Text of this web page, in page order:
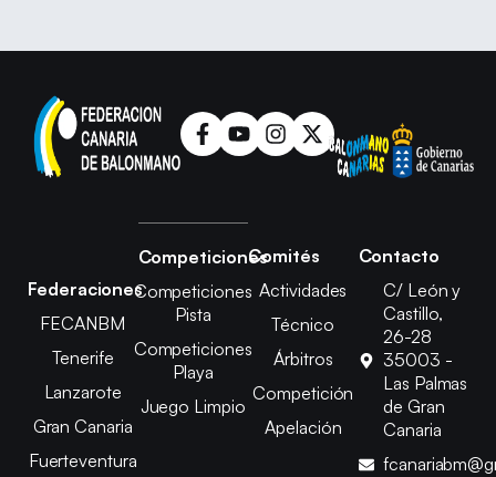
Federaciones
FECANBM
Tenerife
Lanzarote
Gran Canaria
Fuerteventura
Competiciones
Competiciones
Pista
Competiciones
Playa
Juego Limpio
Comités
Actividades
Técnico
Árbitros
Competición
Apelación
Contacto
C/ León y
Castillo,
26-28
35003 -
Las Palmas
de Gran
Canaria